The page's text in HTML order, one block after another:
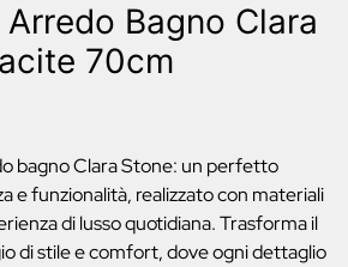
Bagno Clara
70cm
bagno Clara Stone: un perfetto
e funzionalità, realizzato con materiali
di lusso quotidiana. Trasforma il
di stile e comfort, dove ogni dettaglio